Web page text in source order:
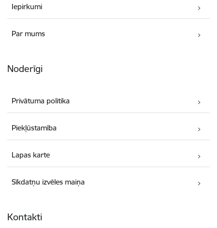
Iepirkumi
Par mums
Noderīgi
Privātuma politika
Piekļūstamība
Lapas karte
Sīkdatņu izvēles maiņa
Kontakti